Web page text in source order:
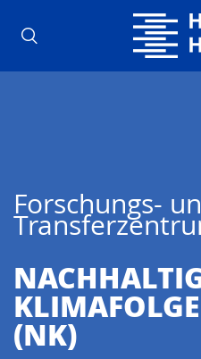
Forschungs-
(NK)